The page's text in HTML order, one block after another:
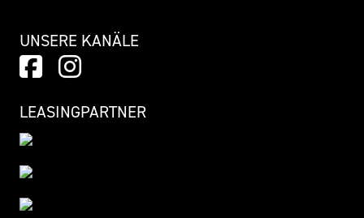
UNSERE KANÄLE
LEASINGPARTNER